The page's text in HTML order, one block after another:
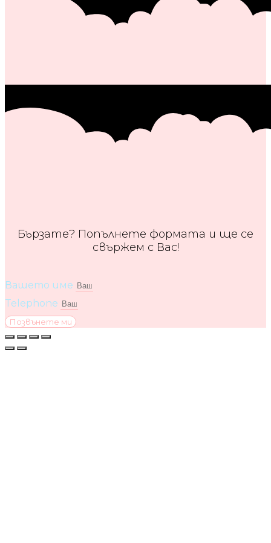
Бързате? Попълнете формата и ще се
свържем с Вас!
Вашето име
Telephone
Позвънете ми